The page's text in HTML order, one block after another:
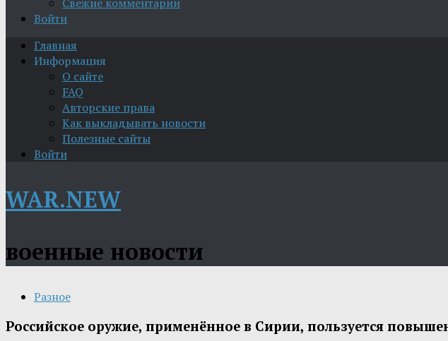
Войти
Главная
Информация
О сайте
FAQ
Авторские права
Как выкладывать новости
Полезные сайты
Войти
WAR.NEW
военные новости
Разное
Российское оружие, применённое в Сирии, пользуется